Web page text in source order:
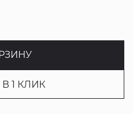
1 КЛИК